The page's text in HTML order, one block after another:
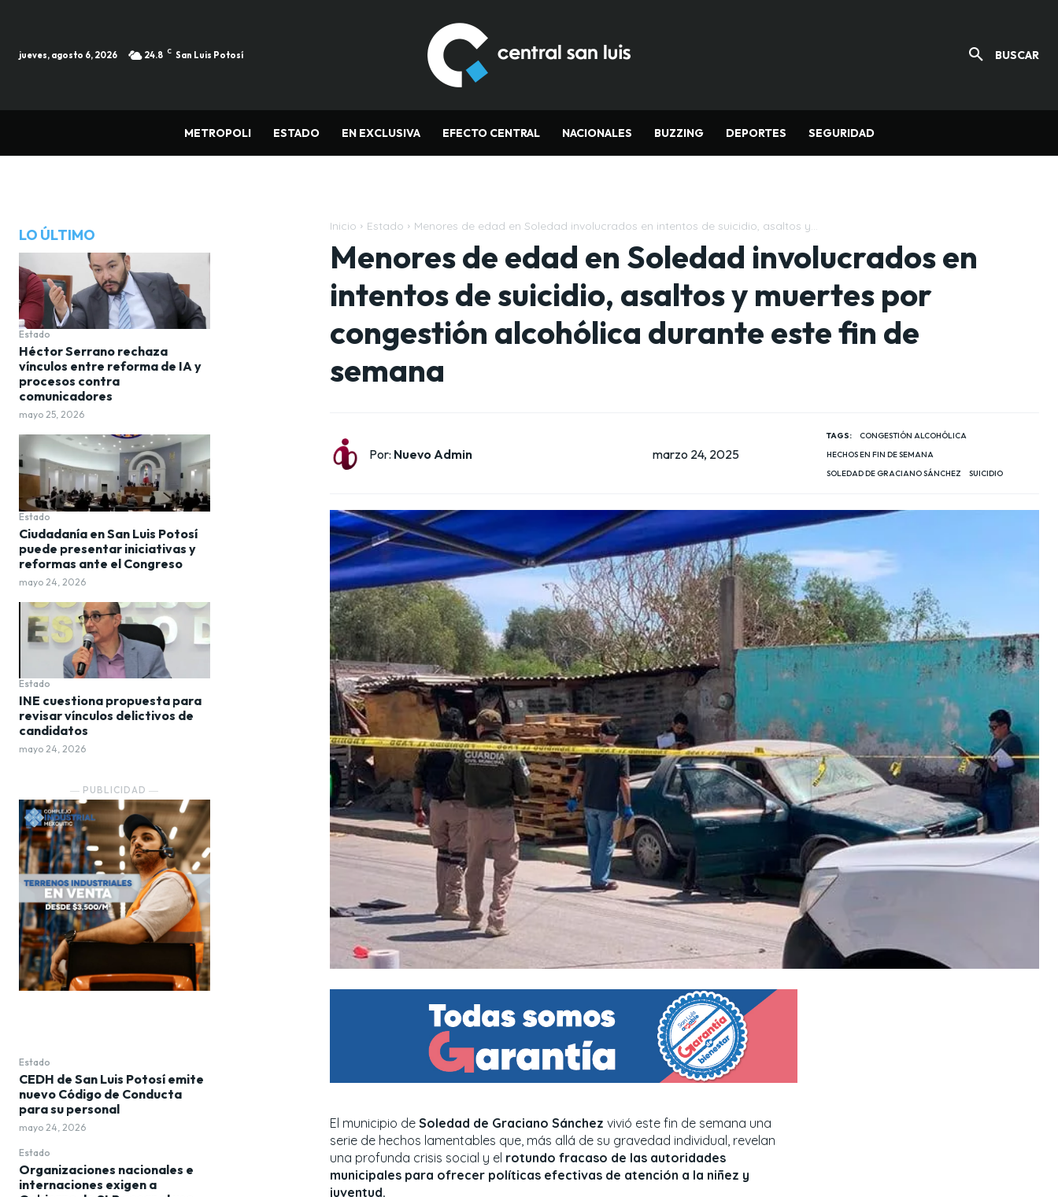
jueves, agosto 6, 2026 24.8 C San Luis Potosí BUSCAR
METROPOLI ESTADO EN EXCLUSIVA EFECTO CENTRAL NACIONALES BUZZING DEPORTES SEGURIDAD
LO ÚLTIMO
Estado
Héctor Serrano rechaza
vínculos entre reforma de IA y
procesos contra
comunicadores
mayo 25, 2026
Estado
Ciudadanía en San Luis Potosí
puede presentar iniciativas y
reformas ante el Congreso
mayo 24, 2026
Estado
INE cuestiona propuesta para
revisar vínculos delictivos de
candidatos
mayo 24, 2026
― PUBLICIDAD ―
Estado
CEDH de San Luis Potosí emite
nuevo Código de Conducta
para su personal
mayo 24, 2026
Estado
Organizaciones nacionales e
internaciones exigen a
Inicio Estado Menores de edad en Soledad involucrados en intentos de suicidio, asaltos y...
Menores de edad en Soledad involucrados en
intentos de suicidio, asaltos y muertes por
congestión alcohólica durante este fin de
semana
Por: Nuevo Admin marzo 24, 2025
TAGS:
CONGESTIÓN ALCOHÓLICA
HECHOS EN FIN DE SEMANA
SOLEDAD DE GRACIANO SÁNCHEZ
SUICIDIO
El municipio de Soledad de Graciano Sánchez vivió este fin de semana una
serie de hechos lamentables que, más allá de su gravedad individual, revelan
una profunda crisis social y el rotundo fracaso de las autoridades
municipales para ofrecer políticas efectivas de atención a la niñez y
juventud.